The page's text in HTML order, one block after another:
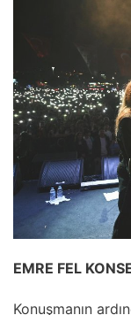
EMRE FEL
Konuşmanın